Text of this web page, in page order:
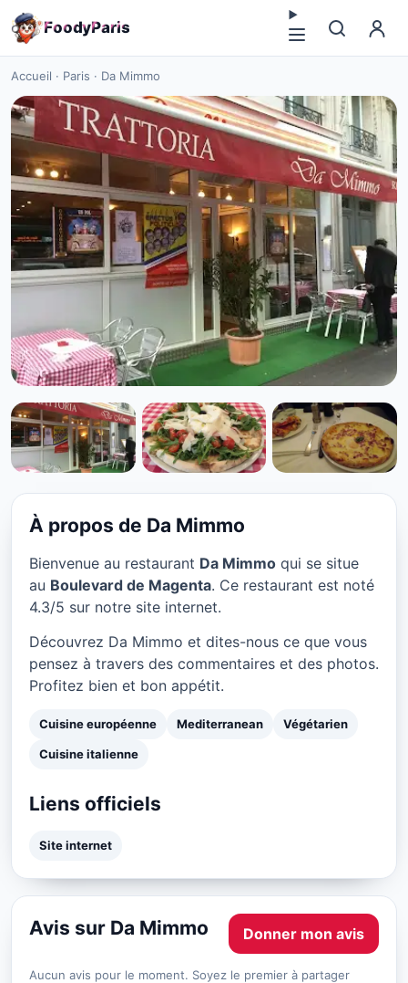
FoodyParis
Accueil · Paris · Da Mimmo
CUISINE EUROPÉENNE
Da Mimmo à Paris
★ 4.3/5
À propos de Da Mimmo
Bienvenue au restaurant Da Mimmo qui se situe
au Boulevard de Magenta. Ce restaurant est noté
4.3/5 sur notre site internet.
Découvrez Da Mimmo et dites-nous ce que vous
pensez à travers des commentaires et des photos.
Profitez bien et bon appétit.
Cuisine européenne Mediterranean Végétarien
Cuisine italienne
Liens officiels
Site internet
Avis sur Da Mimmo Donner mon avis
Aucun avis pour le moment. Soyez le premier à partager